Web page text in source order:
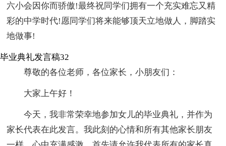
六小会因你而骄傲!最终祝同学们拥有一个充实难忘又精
彩的中学时代!愿同学们将来能够顶天立地做人，脚踏实
地做事!
毕业典礼发言稿32
尊敬的各位老师，各位家长，小朋友们：
大家上午好！
今天，我非常荣幸地参加女儿的毕业典礼，并作为
家长代表在此发言。我此刻的心情和所有其他家长朋友